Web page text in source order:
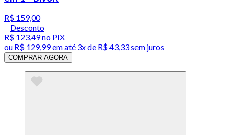
R$ 159,00
Desconto
R$ 123,49no PIX
ou R$ 129,99em até 3x de R$ 43,33 sem juros
COMPRAR AGORA